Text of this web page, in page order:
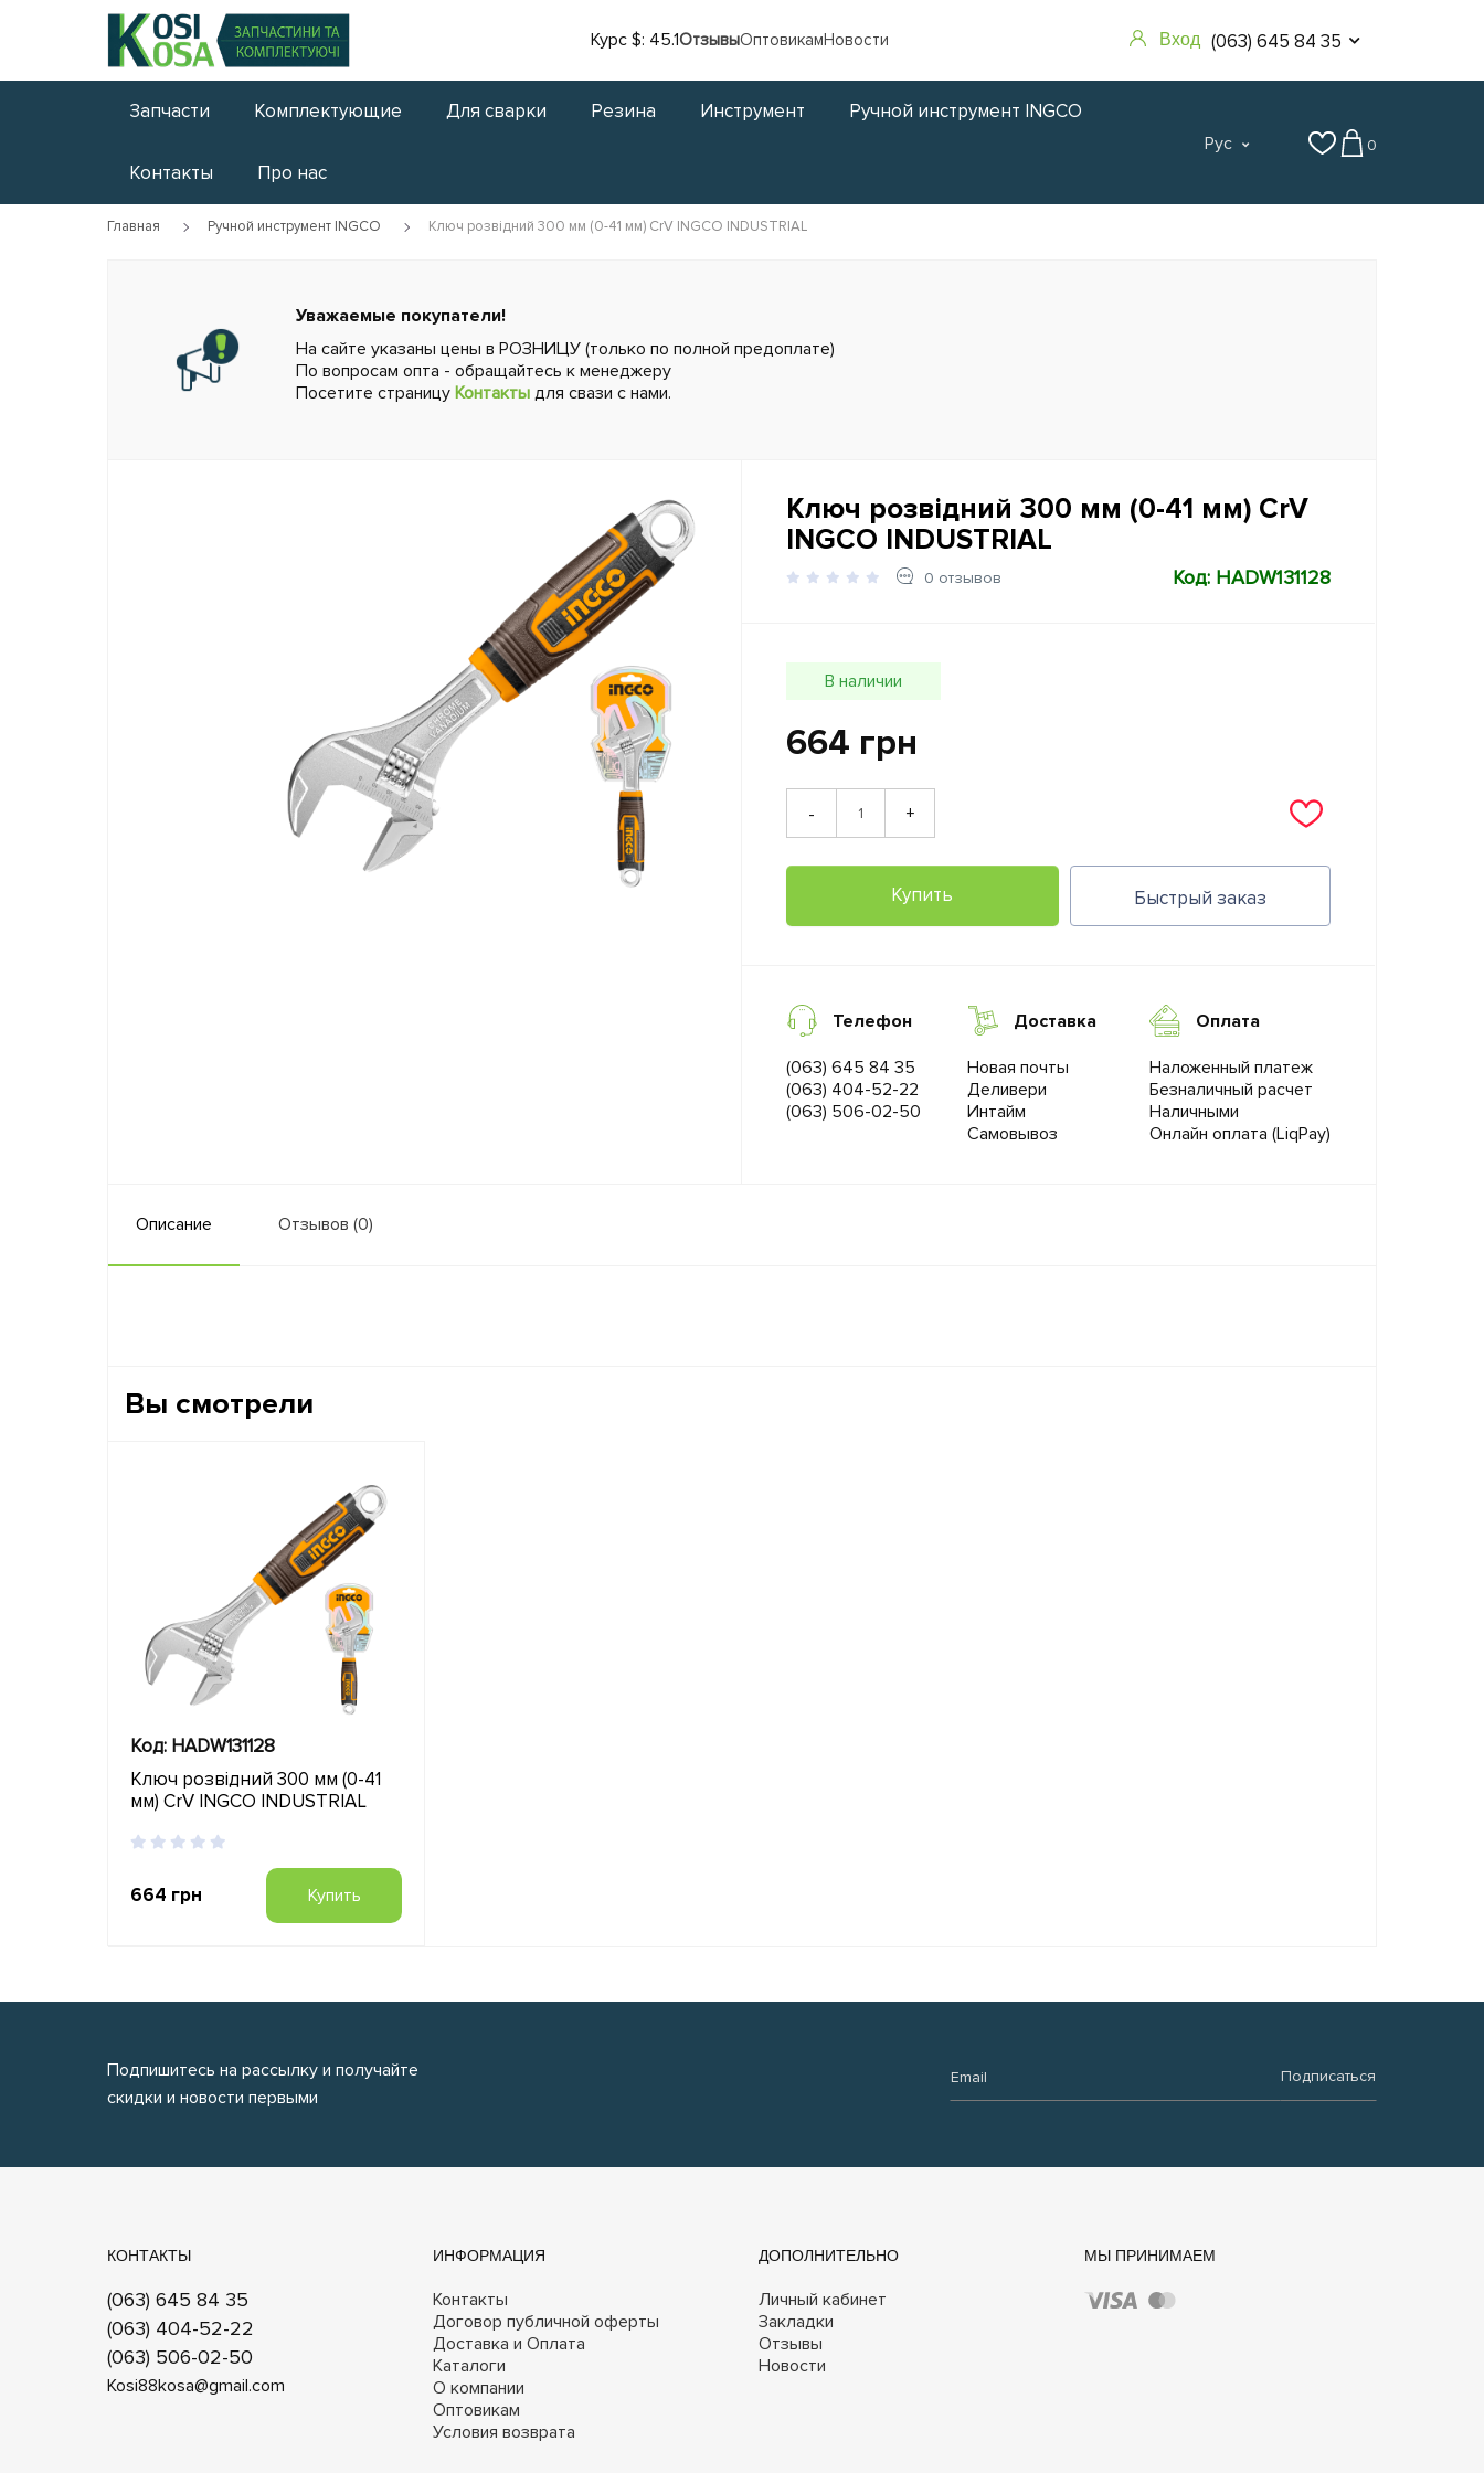
Курс $: 45.1ОтзывыОптовикамНовости Вход (063) 645 84 35
Запчасти Комплектующие Для сварки Резина Инструмент Ручной инструмент INGCO
Контакты Про нас
Рус 0
Главная Ручной инструмент INGCO Ключ розвідний 300 мм (0-41 мм) CrV INGCO INDUSTRIAL
Уважаемые покупатели!
На сайте указаны цены в РОЗНИЦУ (только по полной предоплате)
По вопросам опта - обращайтесь к менеджеру
Посетите страницу Контакты для свази с нами.
Ключ розвідний 300 мм (0-41 мм) CrV
INGCO INDUSTRIAL
0 отзывов Код: HADW131128
В наличии
664 грн
- +
Купить Быстрый заказ
Телефон
(063) 645 84 35
(063) 404-52-22
(063) 506-02-50
Доставка
Новая почты
Деливери
Интайм
Самовывоз
Оплата
Наложенный платеж
Безналичный расчет
Наличными
Онлайн оплата (LiqPay)
Описание Отзывов (0)
Вы смотрели
Код: HADW131128
Ключ розвідний 300 мм (0-41
мм) CrV INGCO INDUSTRIAL
664 грн Купить
Подпишитесь на рассылку и получайте
скидки и новости первыми
Подписаться
КОНТАКТЫ
(063) 645 84 35
(063) 404-52-22
(063) 506-02-50
Kosi88kosa@gmail.com
ИНФОРМАЦИЯ
Контакты
Договор публичной оферты
Доставка и Оплата
Каталоги
О компании
Оптовикам
Условия возврата
ДОПОЛНИТЕЛЬНО
Личный кабинет
Закладки
Отзывы
Новости
МЫ ПРИНИМАЕМ